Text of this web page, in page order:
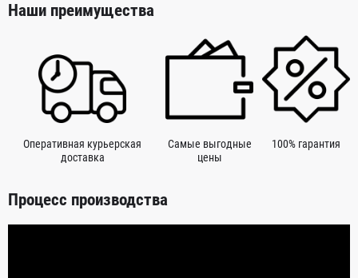
Наши преимущества
Оперативная курьерская
доставка
Самые выгодные
цены
100% гарантия
Процесс производства